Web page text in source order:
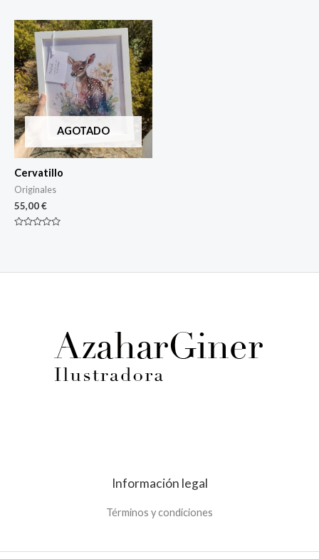
of
5
AGOTADO
Cervatillo
Originales
55,00€
Información legal
Términos y condiciones